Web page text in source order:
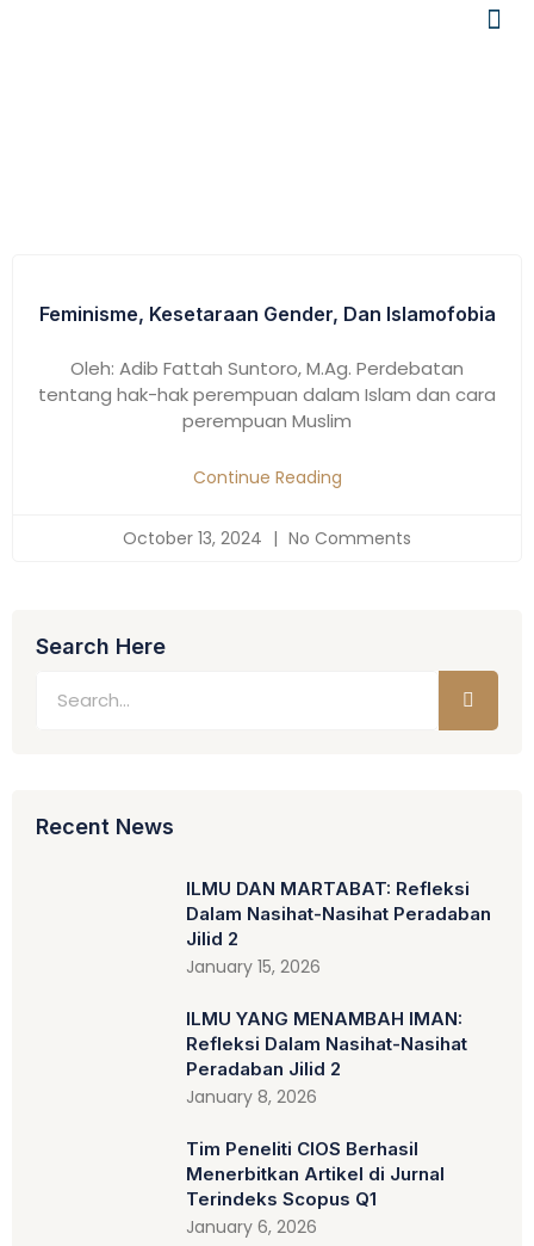
Feminisme, Kesetaraan Gender, Dan Islamofobia
Oleh: Adib Fattah Suntoro, M.Ag. Perdebatan
tentang hak-hak perempuan dalam Islam dan cara
perempuan Muslim
Continue Reading
October 13, 2024 No Comments
Search Here
Recent News
ILMU DAN MARTABAT: Refleksi
Dalam Nasihat-Nasihat Peradaban
Jilid 2
January 15, 2026
ILMU YANG MENAMBAH IMAN:
Refleksi Dalam Nasihat-Nasihat
Peradaban Jilid 2
January 8, 2026
Tim Peneliti CIOS Berhasil
Menerbitkan Artikel di Jurnal
Terindeks Scopus Q1
January 6, 2026